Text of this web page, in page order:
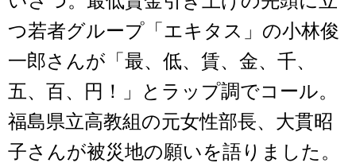
つ若者グループ「エキタス」の小林俊
一郎さんが「最、低、賃、金、千、
五、百、円！」とラップ調でコール。
福島県立高教組の元女性部長、大貫昭
子さんが被災地の願いを語りました。